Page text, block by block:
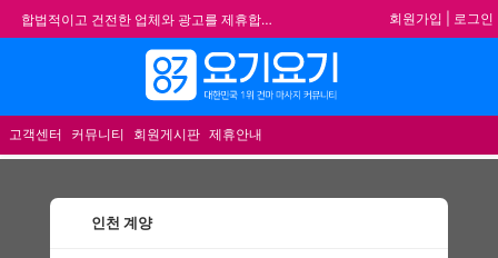
합법적이고 건전한 업체와 광고를 제휴합니다.
★요기요기 설 연휴 휴무 안내★
★ 요기요기 업체회원 안내사항 ★
불건전한 게시글은 삭제 및 회원탈퇴 됩니다.
회원가입 로그인
고객센터 커뮤니티 회원게시판 제휴안내
인천 계양